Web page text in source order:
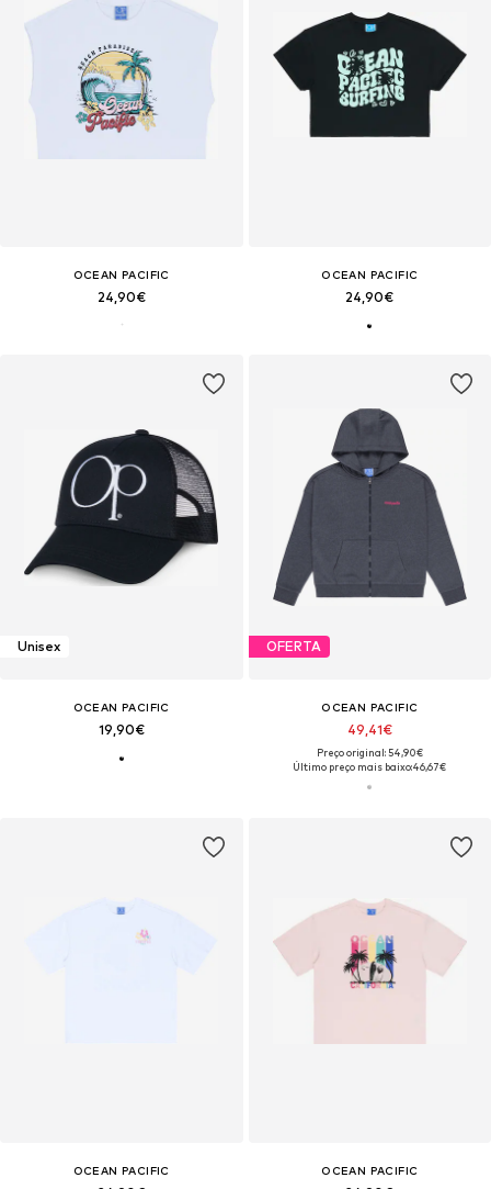
OCEAN PACIFIC
24,90€
OCEAN PACIFIC
24,90€
Unisex
OCEAN PACIFIC
19,90€
OFERTA
OCEAN PACIFIC
49,41€
Preço original: 54,90€
Último preço mais baixo:46,67€
OCEAN PACIFIC OCEAN PACIFIC